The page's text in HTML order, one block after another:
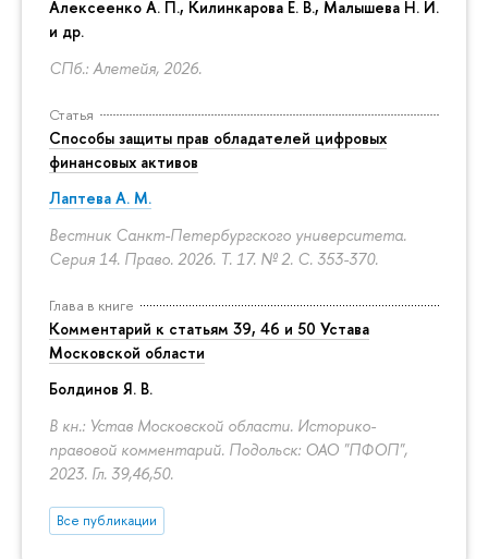
Алексеенко А. П., Килинкарова Е. В., Малышева Н. И.
и др.
СПб.: Алетейя, 2026.
Статья
Способы защиты прав обладателей цифровых
финансовых активов
Лаптева А. М.
Вестник Санкт-Петербургского университета.
Серия 14. Право. 2026. Т. 17. № 2. С. 353-370.
Глава в книге
Комментарий к статьям 39, 46 и 50 Устава
Московской области
Болдинов Я. В.
В кн.: Устав Московской области. Историко-
правовой комментарий. Подольск: ОАО "ПФОП",
2023. Гл. 39,46,50.
Все публикации